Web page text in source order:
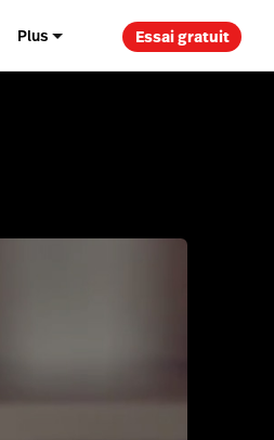
Plus Essai gratuit